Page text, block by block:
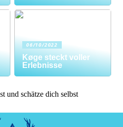
06/10/2022
Køge steckt voller
Erlebnisse
und schätze dich selbst